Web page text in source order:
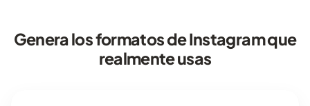
Genera los formatos de Instagram que
realmente usas